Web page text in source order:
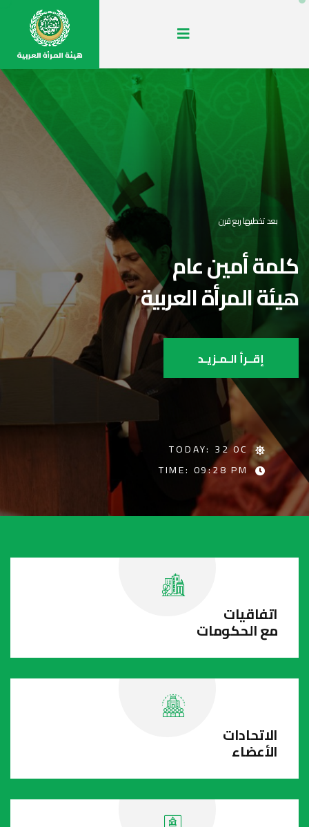
TODAY: 32 0C
TIME: 09:28 PM
بعد تخطيها ربع قرن
كلمة أمين عام
هيئة المرأة العربية
إقــرأ الـمـزيـد
اتفاقيات
مع الحكومات
الاتحادات
الأعضاء